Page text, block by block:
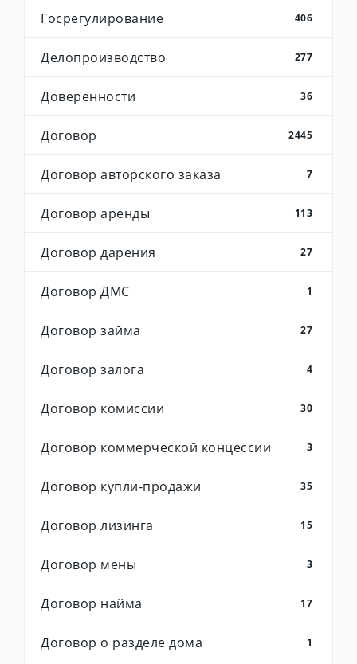
Госрегулирование 406
Делопроизводство 277
Доверенности 36
Договор 2445
Договор авторского заказа 7
Договор аренды 113
Договор дарения 27
Договор ДМС 1
Договор займа 27
Договор залога 4
Договор комиссии 30
Договор коммерческой концессии 3
Договор купли-продажи 35
Договор лизинга 15
Договор мены 3
Договор найма 17
Договор о разделе дома 1